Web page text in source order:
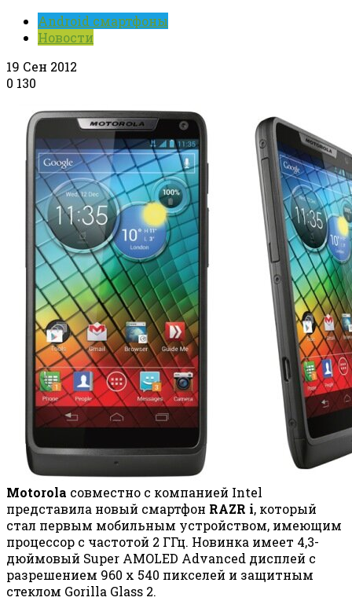
Android смартфоны
Новости
19 Сен 2012
0 130
Motorola совместно с компанией Intel
представила новый смартфон RAZR i, который
стал первым мобильным устройством, имеющим
процессор с частотой 2 ГГц. Новинка имеет 4,3-
дюймовый Super AMOLED Advanced дисплей с
разрешением 960 x 540 пикселей и защитным
стеклом Gorilla Glass 2.